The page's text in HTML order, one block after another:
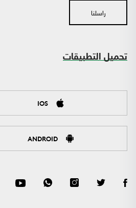
راسلنا
تحميل التطبيقات
IOS
ANDROID